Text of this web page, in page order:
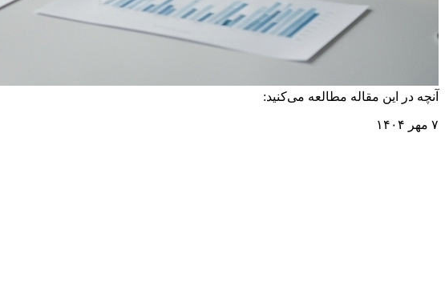
آنچه در این مقاله مطالعه می‌کنید:
۷ مهر ۱۴۰۴